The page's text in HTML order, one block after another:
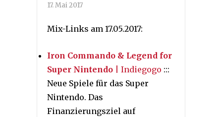
17. Mai 2017
Mix-Links am 17.05.2017:
Iron Commando & Legend for
Super Nintendo | Indiegogo :::
Neue Spiele für das Super
Nintendo. Das
Finanzierungsziel auf